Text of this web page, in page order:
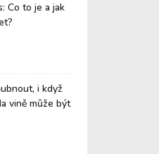
Co to je a jak
i když
vině může být